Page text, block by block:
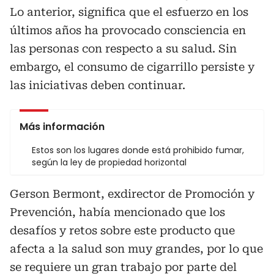
Lo anterior, significa que el esfuerzo en los
últimos años ha provocado consciencia en
las personas con respecto a su salud. Sin
embargo, el consumo de cigarrillo persiste y
las iniciativas deben continuar.
Más información
Estos son los lugares donde está prohibido fumar,
según la ley de propiedad horizontal
Gerson Bermont, exdirector de Promoción y
Prevención, había mencionado que los
desafíos y retos sobre este producto que
afecta a la salud son muy grandes, por lo que
se requiere un gran trabajo por parte del